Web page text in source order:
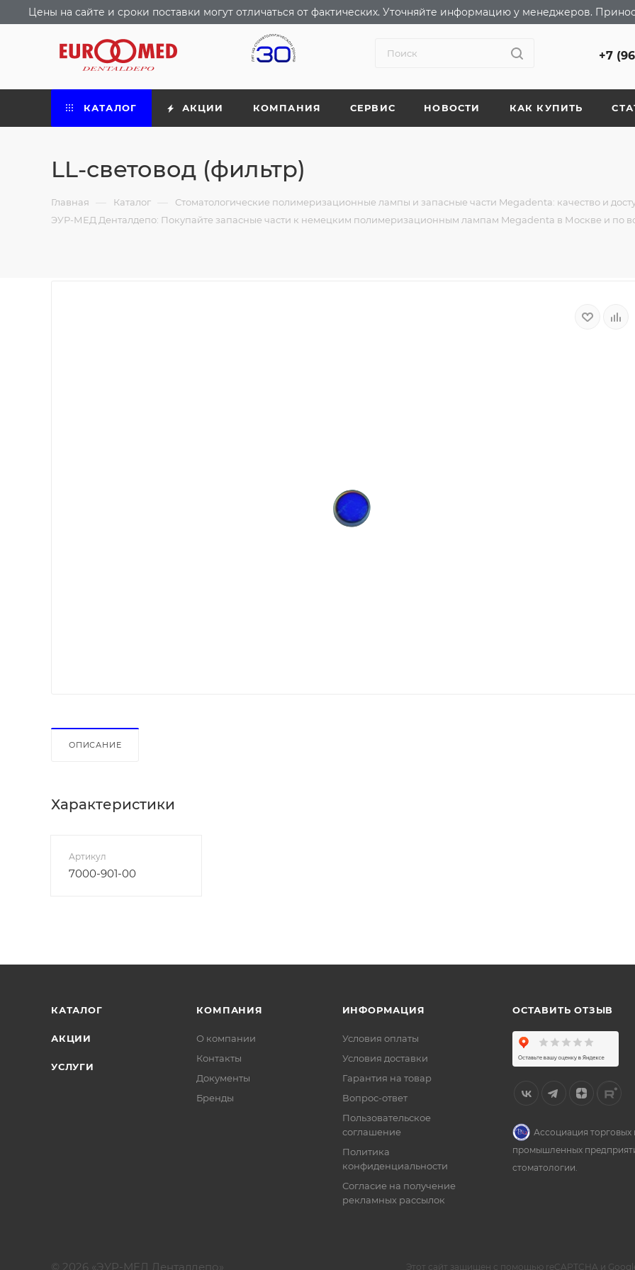
Цены на сайте и сроки поставки могут отличаться от фактических. Уточняйте информацию у менеджеров.
+7
КАТАЛОГ АКЦИИ КОМПАНИЯ СЕРВИС НОВОСТИ КАК КУПИТЬ
LL-световод (фильтр)
Главная — Каталог — Стоматологические полимеризационные лампы и запасные части Megadenta: качество и
ЭУР-МЕД Денталдепо: Покупайте запасные части к немецким полимеризационным лампам Megadenta в Москве и по
ОПИСАНИЕ
Характеристики
Артикул
7000-901-00
КАТАЛОГ
АКЦИИ
УСЛУГИ
КОМПАНИЯ
О компании
Контакты
Документы
Бренды
ИНФОРМАЦИЯ
Условия оплаты
Условия доставки
Гарантия на товар
Вопрос-ответ
Пользовательское
соглашение
Политика
конфиденциальности
Согласие на получение
рекламных рассылок
ОСТАВИТЬ ОТЗЫВ
Ассоциация торговых
промышленных
стоматологии.
© 2026 «ЭУР-МЕД Денталдепо» Этот сайт защищен с помощью reCAPTCHA и